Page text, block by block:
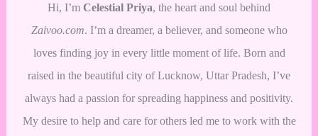
Hi, I’m Celestial Priya, the heart and soul behind
Zaivoo.com. I’m a dreamer, a believer, and someone who
loves finding joy in every little moment of life. Born and
raised in the beautiful city of Lucknow, Uttar Pradesh, I’ve
always had a passion for spreading happiness and positivity.
My desire to help and care for others led me to work with the